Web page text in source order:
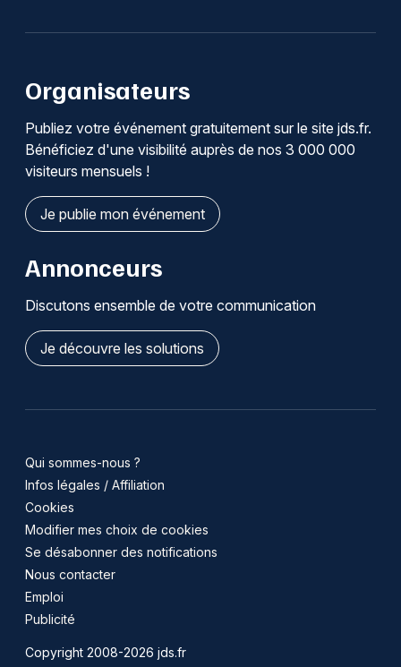
Organisateurs
Publiez votre événement gratuitement sur le site jds.fr.
Bénéficiez d'une visibilité auprès de nos 3 000 000
visiteurs mensuels !
Je publie mon événement
Annonceurs
Discutons ensemble de votre communication
Je découvre les solutions
Qui sommes-nous ?
Infos légales / Affiliation
Cookies
Modifier mes choix de cookies
Se désabonner des notifications
Nous contacter
Emploi
Publicité
Copyright 2008-2026 jds.fr